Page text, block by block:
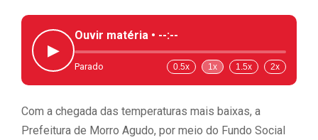
▶
Ouvir matéria • --:--
Parado 0.5x 1x 1.5x 2x
Com a chegada das temperaturas mais baixas, a
Prefeitura de Morro Agudo, por meio do Fundo Social